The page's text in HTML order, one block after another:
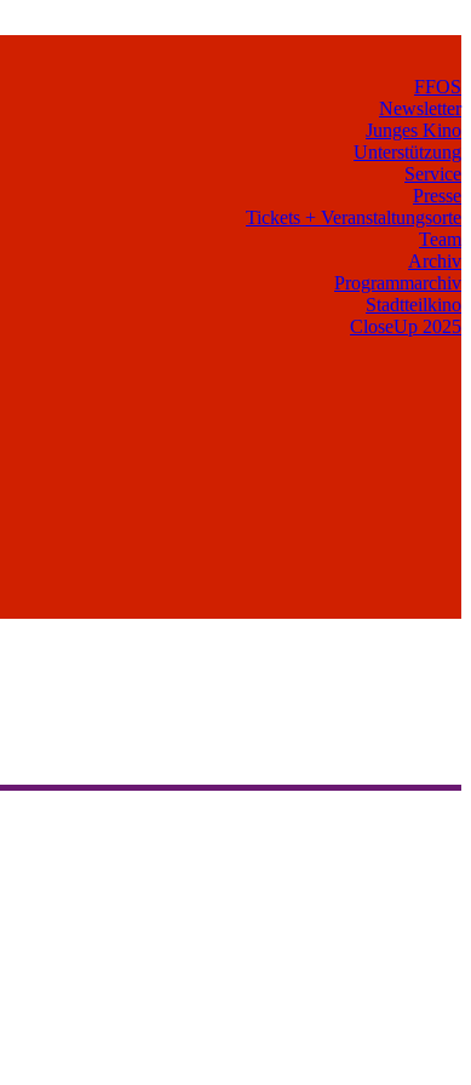
FFOS
Newsletter
Junges Kino
Unterstützung
Service
Presse
Tickets + Veranstaltungsorte
Team
Archiv
Programmarchiv
Stadtteilkino
CloseUp 2025